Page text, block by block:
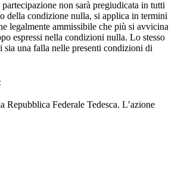
non sarà pregiudicata in tutti
della condizione nulla, si applica in termini
legalmente ammissibile che più si avvicina
espressi nella condizioni nulla. Lo stesso
sia una falla nelle presenti condizioni di
Repubblica Federale Tedesca. L’azione